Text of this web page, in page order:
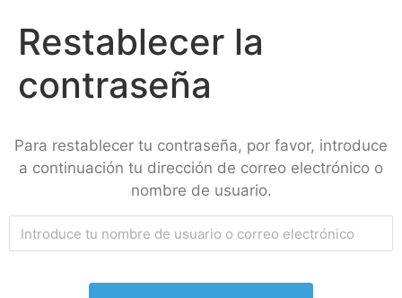
Restablecer la
contraseña
Para restablecer tu contraseña, por favor, introduce
a continuación tu dirección de correo electrónico o
nombre de usuario.